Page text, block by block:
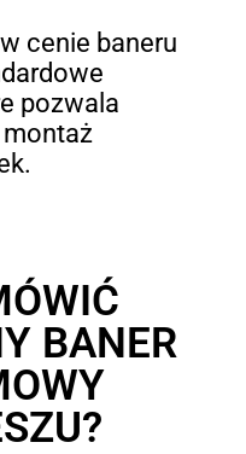
w cenie baneru
pozwala
montaż
BANER